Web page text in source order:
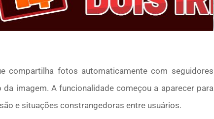
compartilha fotos automaticamente com seguidores
imagem. A funcionalidade começou a aparecer para
e situações constrangedoras entre usuários.